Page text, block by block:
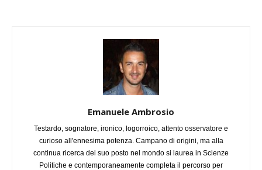
Emanuele Ambrosio
Testardo, sognatore, ironico, logorroico, attento osservatore e
curioso all'ennesima potenza. Campano di origini, ma alla
continua ricerca del suo posto nel mondo si laurea in Scienze
Politiche e contemporaneamente completa il percorso per